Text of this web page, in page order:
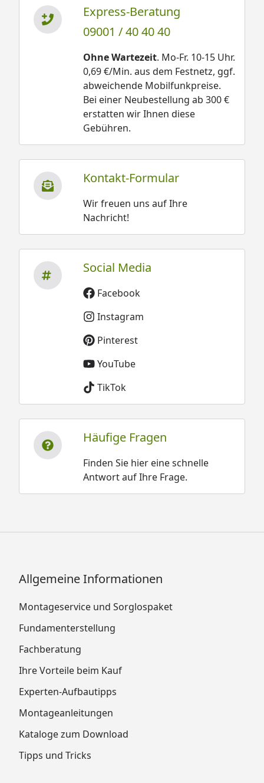
Express-Beratung
09001 / 40 40 40
Ohne Wartezeit. Mo-Fr. 10-15 Uhr.
0,69 €/Min. aus dem Festnetz, ggf.
abweichende Mobilfunkpreise.
Bei einer Neubestellung ab 300 €
erstatten wir Ihnen diese
Gebühren.
Kontakt-Formular
Wir freuen uns auf Ihre
Nachricht!
Social Media
Facebook
Instagram
Pinterest
YouTube
TikTok
Häufige Fragen
Finden Sie hier eine schnelle
Antwort auf Ihre Frage.
Allgemeine Informationen
Montageservice und Sorglospaket
Fundamenterstellung
Fachberatung
Ihre Vorteile beim Kauf
Experten-Aufbautipps
Montageanleitungen
Kataloge zum Download
Tipps und Tricks